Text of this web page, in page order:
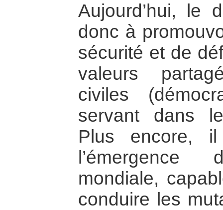
Aujourd’hui, le
donc à
sécurité et de
valeurs
civiles
servant dans
Plus encore,
l’émergence
mondiale,
conduire les